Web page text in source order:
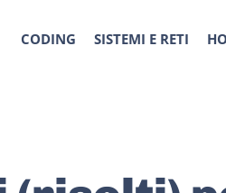
CODING SISTEMI E RETI